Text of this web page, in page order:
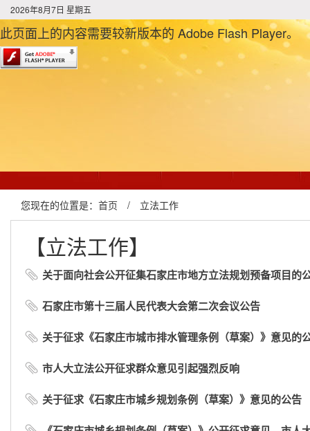
2026年8月7日 星期五
此页面上的内容需要较新版本的 Adobe Flash Player。
您现在的位置是： 首页 / 立法工作
【立法工作】
关于面向社会公开征集石家庄市地方立法规划预备项目的
石家庄市第十三届人民代表大会第二次会议公告
关于征求《石家庄市城市排水管理条例（草案）》意见的
市人大立法公开征求群众意见引起强烈反响
关于征求《石家庄市城乡规划条例（草案）》意见的公告